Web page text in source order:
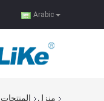
Arabic
منزل المنتجات